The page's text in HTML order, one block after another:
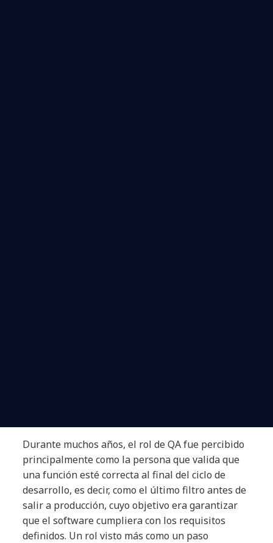
Durante muchos años, el rol de QA fue percibido
principalmente como la persona que valida que
una función esté correcta al final del ciclo de
desarrollo, es decir, como el último filtro antes de
salir a producción, cuyo objetivo era garantizar
que el software cumpliera con los requisitos
definidos. Un rol visto más como un paso